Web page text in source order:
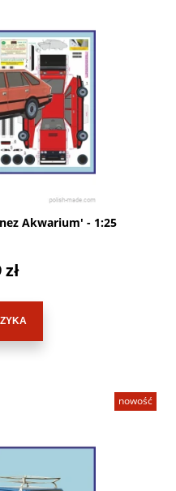
Akwarium' - 1:25
nowość